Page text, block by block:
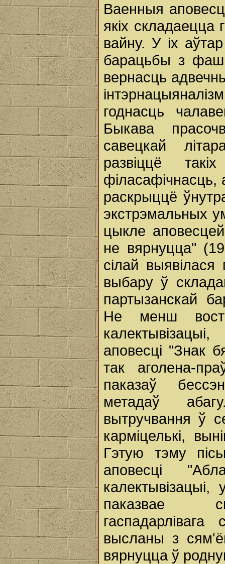
Ваенныя
якіх
вайну. У іх
барацьбы з
вернасць
годнасць
Быкава
савецкай
развіццё
філасафічнасць,
раскрыццё
экстрэмальных
цыкле
не вярнуцца"
сілай
выбару ў
партызанскай
Не менш
аповесці "Знак
так аголена-
паказаў
метадаў
вытручвання ў
карміцелькі,
Гэтую тэму
аповесці
паказвае
высланы з
вярнуцца ў